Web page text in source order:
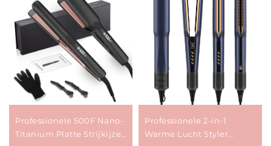
Professionele 500F Nano-
Titanium Platte Strijkijzer
Professionele 2-in-1
Warme Lucht Styler